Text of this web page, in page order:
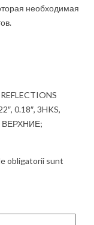
необходимая
0.18″, 3HKS,
ВЕРХНИЕ;
obligatorii sunt